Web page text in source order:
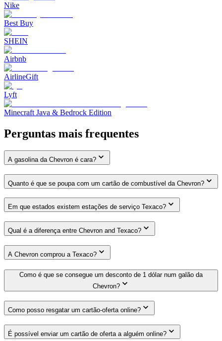
Nike
Best Buy
SHEIN
Airbnb
AirlineGift
Lyft
Minecraft Java & Bedrock Edition
Perguntas mais frequentes
A gasolina da Chevron é cara?
Quanto é que se poupa com um cartão de combustível da Chevron?
Em que estados existem estações de serviço Texaco?
Qual é a diferença entre Chevron and Texaco?
A Chevron comprou a Texaco?
Como é que se consegue um desconto de 1 dólar num galão da
Chevron?
Como posso resgatar um cartão-oferta online?
É possível enviar um cartão de oferta a alguém online?